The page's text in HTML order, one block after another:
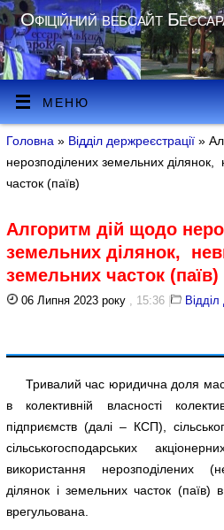
Офіційний вебсайт
МЕНЮ
Головна » Відділ держреєстрації »
нерозподілених земельних
часток (паїв)
Алгоритм дій щодо
земельних ділянок,
земельних часток (паїв)
06 Липня 2023 року , 15:36 |
Тривалий час юридична доля
в колективній власності
підприємств (далі – КСП),
сільськогосподарських
використання нерозподілених
ділянок і земельних часток (паїв)
врегульована.